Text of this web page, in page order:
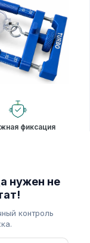
фиксация
нужен не
контроль